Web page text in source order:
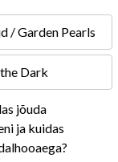
/ Garden Pearls
Dark
jõuda
ja kuidas